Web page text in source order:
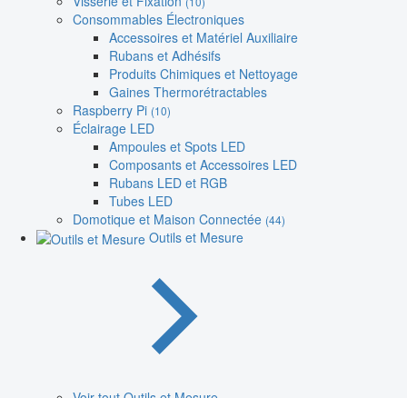
Consommables Électroniques
Accessoires et Matériel Auxiliaire
Rubans et Adhésifs
Produits Chimiques et Nettoyage
Gaines Thermorétractables
Raspberry Pi (10)
Éclairage LED
Ampoules et Spots LED
Composants et Accessoires LED
Rubans LED et RGB
Tubes LED
Domotique et Maison Connectée (44)
Outils et Mesure